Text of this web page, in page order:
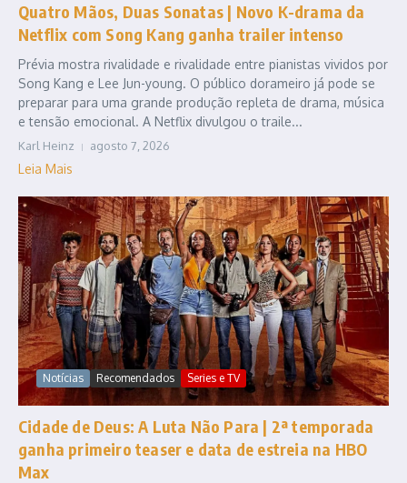
Quatro Mãos, Duas Sonatas | Novo K-drama da
Netflix com Song Kang ganha trailer intenso
Prévia mostra rivalidade e rivalidade entre pianistas vividos por
Song Kang e Lee Jun-young. O público dorameiro já pode se
preparar para uma grande produção repleta de drama, música
e tensão emocional. A Netflix divulgou o traile...
Karl Heinz agosto 7, 2026
Leia Mais
Notícias Recomendados Series e TV
Cidade de Deus: A Luta Não Para | 2ª temporada
ganha primeiro teaser e data de estreia na HBO
Max